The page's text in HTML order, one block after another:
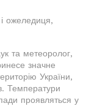
ожеледиця,
та метеоролог,
значне
України,
Температури
проявляться у